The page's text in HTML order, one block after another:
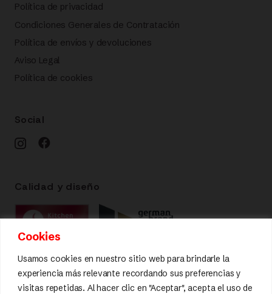
Cookies
Usamos cookies en nuestro sitio web para brindarle la
experiencia más relevante recordando sus preferencias y
visitas repetidas. Al hacer clic en "Aceptar", acepta el uso de
Política de privacidad
Condiciones Generales de Contratación
Política de envíos y devoluciones
Aviso Legal
Política de cookies
Social
Calidad y diseño